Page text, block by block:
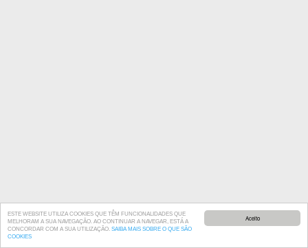
Aceito
ESTE WEBSITE UTILIZA COOKIES QUE TÊM FUNCIONALIDADES QUE
MELHORAM A SUA NAVEGAÇÃO. AO CONTINUAR A NAVEGAR, ESTÁ A
CONCORDAR COM A SUA UTILIZAÇÃO. SAIBA MAIS SOBRE O QUE SÃO
COOKIES